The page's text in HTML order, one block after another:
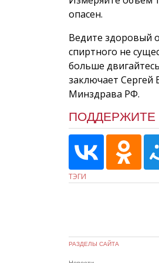
опасен.
Ведите здоровый
спиртного не
больше
заключает
Минздрава РФ.
ПОДДЕРЖИТЕ
ТЭГИ
РАЗДЕЛЫ САЙТА